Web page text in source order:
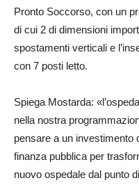
Pronto Soccorso, con un
di cui 2 di dimensioni
spostamenti verticali e
con 7 posti letto.
Spiega Mostarda:
nella nostra
pensare a un investimento
finanza pubblica per
nuovo ospedale dal punto